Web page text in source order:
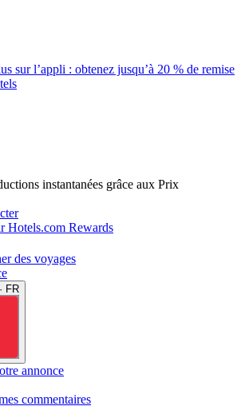
sur l’appli : obtenez jusqu’à 20 % de remise
instantanées grâce aux Prix
Hotels.com Rewards
des voyages
FR
annonce
commentaires